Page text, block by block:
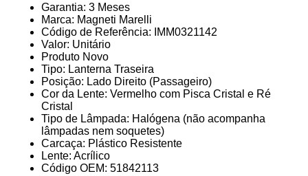
Garantia: 3 Meses
Marca: Magneti Marelli
Código de Referência: IMM0321142
Valor: Unitário
Produto Novo
Tipo: Lanterna Traseira
Posição: Lado Direito (Passageiro)
Cor da Lente: Vermelho com Pisca Cristal e Ré
Cristal
Tipo de Lâmpada: Halógena (não acompanha
lâmpadas nem soquetes)
Carcaça: Plástico Resistente
Lente: Acrílico
Código OEM: 51842113